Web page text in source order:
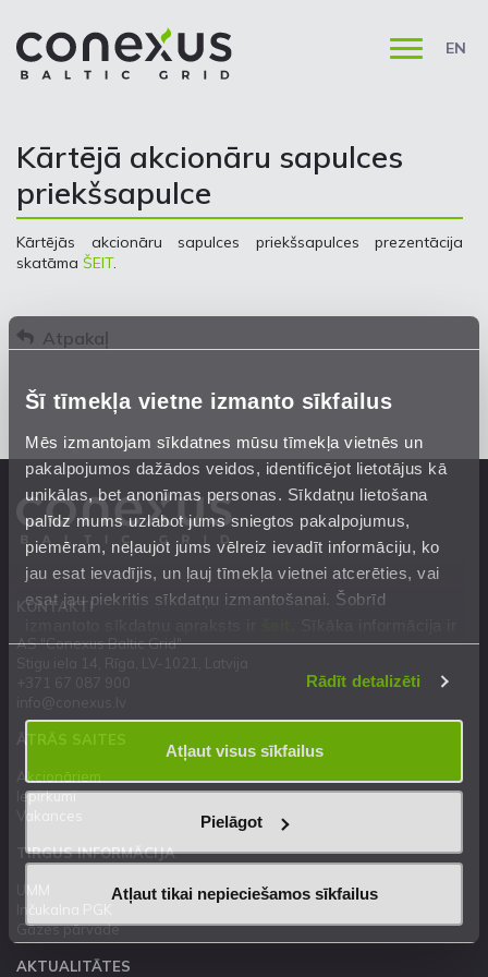
Šī tīmekļa vietne izmanto sīkfailus
Mēs izmantojam sīkdatnes mūsu tīmekļa vietnēs un
pakalpojumos dažādos veidos, identificējot lietotājus kā
unikālas, bet anonīmas personas. Sīkdatņu lietošana
palīdz mums uzlabot jums sniegtos pakalpojumus,
piemēram, neļaujot jums vēlreiz ievadīt informāciju, ko
jau esat ievadījis, un ļauj tīmekļa vietnei atcerēties, vai
esat jau piekritis sīkdatņu izmantošanai. Šobrīd
mūsuPrivātuma atrunā.
Rādīt detalizēti
Atļaut visus sīkfailus
Pielāgot
Atļaut tikai nepieciešamos sīkfailus
EN
Kārtējā akcionāru sapulces
priekšsapulce
Kārtējās akcionāru sapulces priekšsapulces prezentācija
skatāma ŠEIT.
Atpakaļ
KONTAKTI
AS "Conexus Baltic Grid"
Akcionāriem
Iepirkumi
TIRGUS INFORMĀCIJA
Gāzes pārvade
AKTUALITĀTES